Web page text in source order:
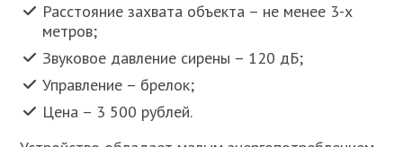
Расстояние захвата объекта – не менее 3-х
метров;
Звуковое давление сирены – 120 дБ;
Управление – брелок;
Цена – 3 500 рублей.